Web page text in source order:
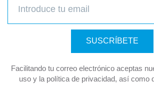
SUSCRÍBETE
Facilitando tu correo electrónico aceptas
uso y la política de privacidad, así como